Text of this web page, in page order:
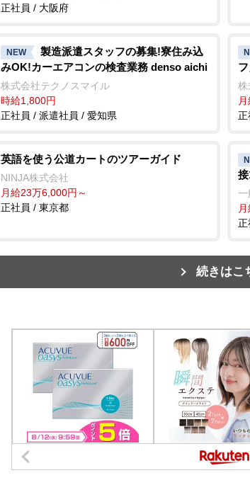
正社員 / 大阪府
NEW
製造派遣スタッフの募集!寮住み込
みOK!カーエアコンの検査業務 denso aichi
株式会社テクノスマイル
時給1,800円
正社員 / 派遣社員 / 愛知県
株
正
英語を使う公道カートのツアーガイド
NINJA株式会社
月給23万6,000円～
正社員 / 東京都
接
一
正
続きはこ